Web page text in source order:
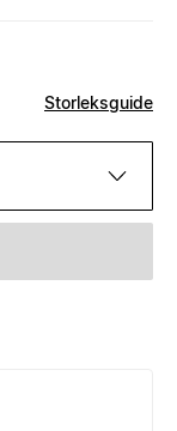
Storleksguide